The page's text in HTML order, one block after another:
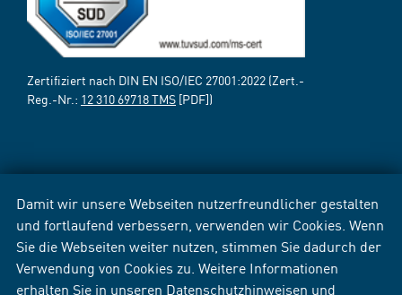
Damit wir unsere Webseiten nutzerfreundlicher gestalten
und fortlaufend verbessern, verwenden wir Cookies. Wenn
Sie die Webseiten weiter nutzen, stimmen Sie dadurch der
Verwendung von Cookies zu. Weitere Informationen
erhalten Sie in unseren Datenschutzhinweisen und
Zertifiziert nach DIN EN ISO/IEC 27001:2022 (Zert.-
Reg.-Nr.: 12 310 69718 TMS [PDF])